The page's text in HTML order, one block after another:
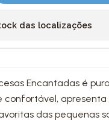
das localizações
Encantadas é
confortável,
das pequenas